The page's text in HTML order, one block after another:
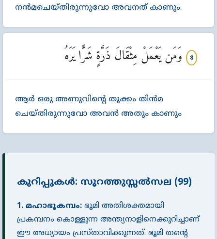
നന്‍മചെയ്തിരുന്നുവോ അവനത്‌ കാണും.
ആര്‍ ഒരു അണുവിന്‍റെ തൂക്കം തിന്‍മ
ചെയ്തിരുന്നുവോ അവന്‍ അതും കാണും
8 وَمَن يَعْمَلْ مِثْقَالَ ذَرَّةٍ شَرًّا يَرَهُ
കുറിപ്പുകൾ: സൂറത്തുസ്സൽസല (99)
1. മഹാഭൂകമ്പം: ഭൂമി അതിശക്തമായി
പ്രകമ്പനം കൊള്ളുന്ന അന്ത്യനാളിനെക്കുറിച്ചാണ്
ഈ അധ്യായം പ്രസ്താവിക്കുന്നത്. ഭൂമി തൻ്റെ